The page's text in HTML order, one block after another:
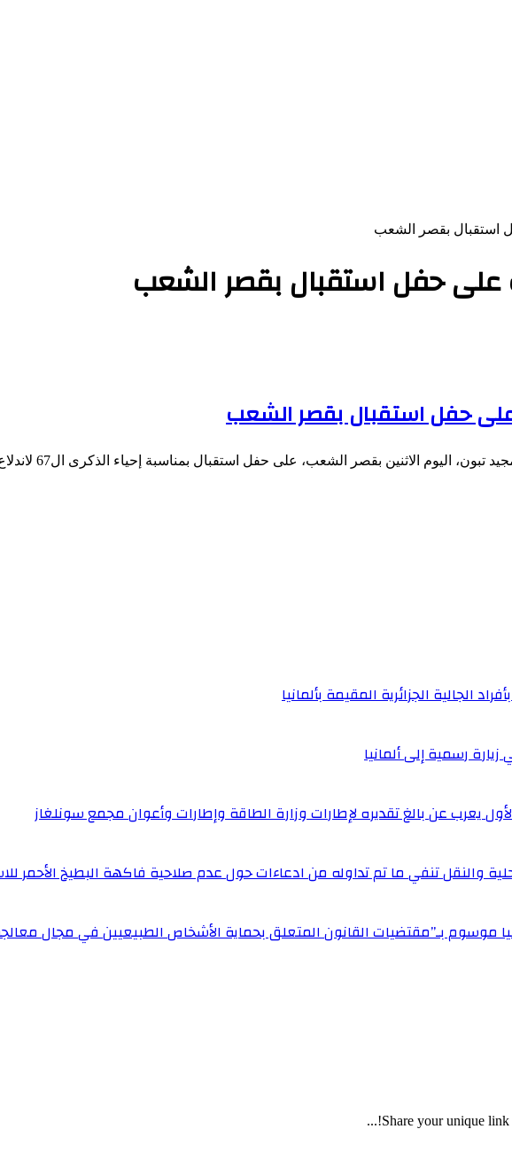
استقبال بقصر الشعب
على حفل استقبال بقصر الشعب
حفل استقبال بقصر الشعب
اليوم الاثنين بقصر الشعب، على حفل استقبال بمناسبة إحياء الذكرى ال67 لاندلاع ثورة الفاتح…
الجالية الجزائرية المقيمة بألمانيا
رسمية إلى ألمانيا
يعرب عن بالغ تقديره لإطارات وزارة الطاقة وإطارات وأعوان مجمع سونلغاز
والنقل تنفي ما تم تداوله من ادعاءات حول عدم صلاحية فاكهة البطيخ الأحمر
موسوم بـ”مقتضيات القانون المتعلق بحماية الأشخاص الطبيعيين في مجال
Share your unique link